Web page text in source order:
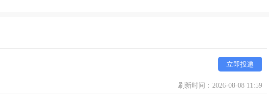
立即投递
刷新时间：2026-08-08 11:59